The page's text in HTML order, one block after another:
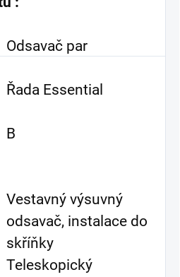
Odsavač par
Řada Essential
B
Vestavný výsuvný
odsavač, instalace do
skříňky
Teleskopický